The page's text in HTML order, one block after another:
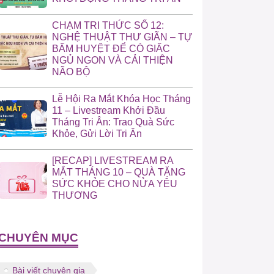
CHẠM TRI THỨC SỐ 12:
NGHỆ THUẬT THƯ GIÃN – TỰ
BẤM HUYỆT ĐỂ CÓ GIẤC
NGỦ NGON VÀ CẢI THIỆN
NÃO BỘ
Lễ Hội Ra Mắt Khóa Học Tháng
11 – Livestream Khởi Đầu
Tháng Tri Ân: Trao Quà Sức
Khỏe, Gửi Lời Tri Ân
[RECAP] LIVESTREAM RA
MẮT THÁNG 10 – QUÀ TẶNG
SỨC KHỎE CHO NỬA YÊU
THƯƠNG
MỤC
Bài viết chuyên gia